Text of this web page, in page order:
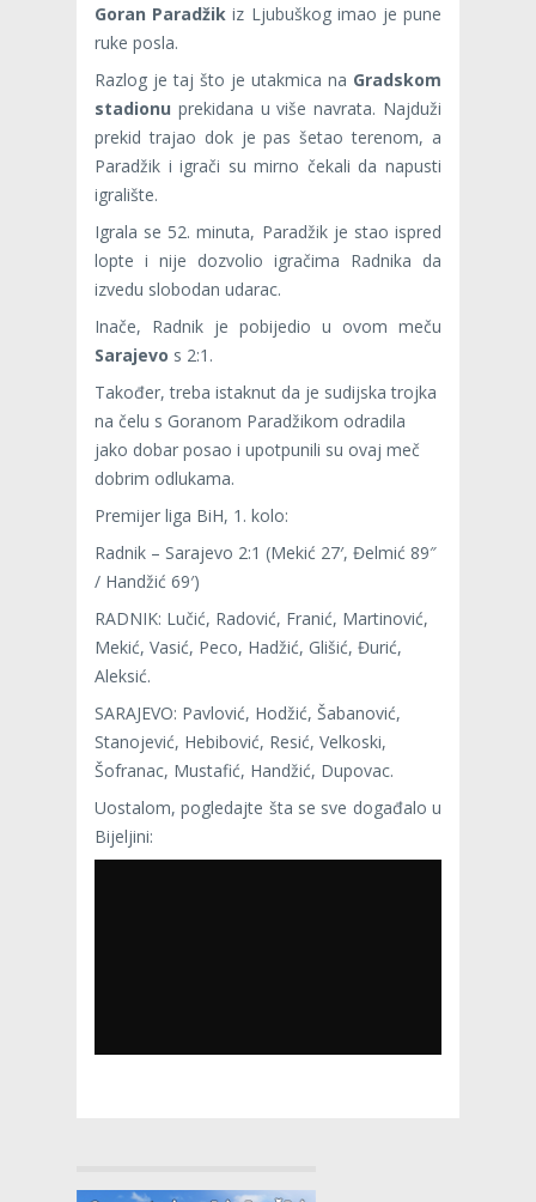
Goran Paradžik iz Ljubuškog imao je pune
ruke posla.
Razlog je taj što je utakmica na Gradskom
stadionu prekidana u više navrata. Najduži
prekid trajao dok je pas šetao terenom, a
Paradžik i igrači su mirno čekali da napusti
igralište.
Igrala se 52. minuta, Paradžik je stao ispred
lopte i nije dozvolio igračima Radnika da
izvedu slobodan udarac.
Inače, Radnik je pobijedio u ovom meču
Sarajevo s 2:1.
Također, treba istaknut da je sudijska trojka
na čelu s Goranom Paradžikom odradila
jako dobar posao i upotpunili su ovaj meč
dobrim odlukama.
Premijer liga BiH, 1. kolo:
Radnik – Sarajevo 2:1 (Mekić 27′, Đelmić 89″
/ Handžić 69′)
RADNIK: Lučić, Radović, Franić, Martinović,
Mekić, Vasić, Peco, Hadžić, Glišić, Đurić,
Aleksić.
SARAJEVO: Pavlović, Hodžić, Šabanović,
Stanojević, Hebibović, Resić, Velkoski,
Šofranac, Mustafić, Handžić, Dupovac.
Uostalom, pogledajte šta se sve događalo u
Bijeljini: